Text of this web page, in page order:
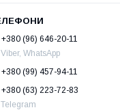
+380 (96) 646-20-11
Viber, WhatsApp
+380 (99) 457-94-11
+380 (63) 223-72-83
Telegram